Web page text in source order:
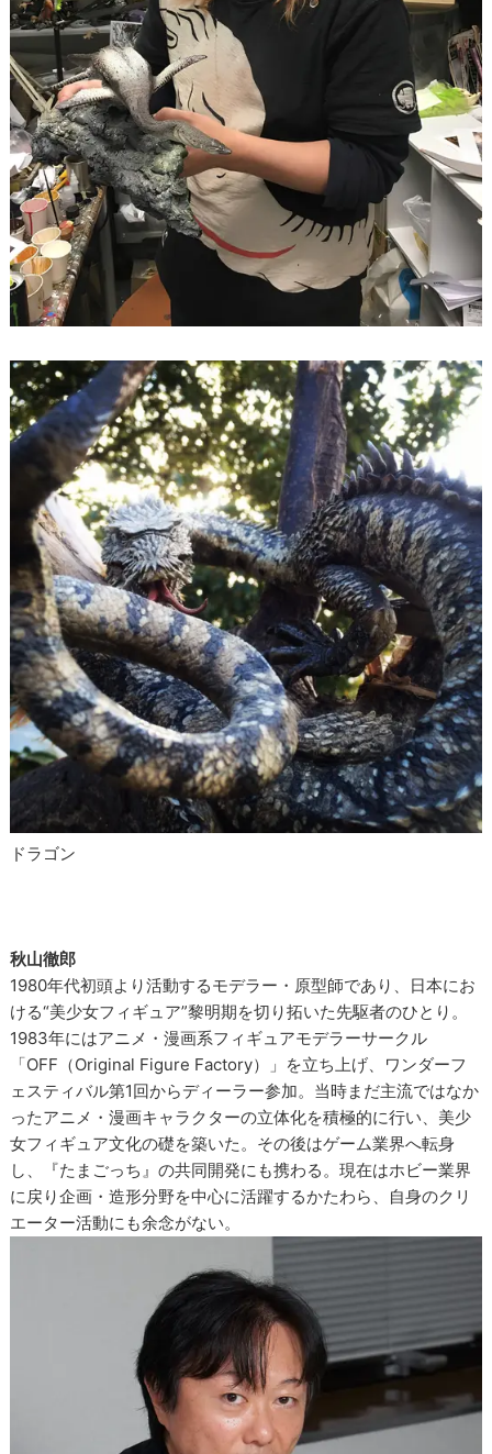
ドラゴン
秋山徹郎
1980年代初頭より活動するモデラー・原型師であり、日本にお
ける“美少女フィギュア”黎明期を切り拓いた先駆者のひとり。
1983年にはアニメ・漫画系フィギュアモデラーサークル
「OFF（Original Figure Factory）」を立ち上げ、ワンダーフ
ェスティバル第1回からディーラー参加。当時まだ主流ではなか
ったアニメ・漫画キャラクターの立体化を積極的に行い、美少
女フィギュア文化の礎を築いた。その後はゲーム業界へ転身
し、『たまごっち』の共同開発にも携わる。現在はホビー業界
に戻り企画・造形分野を中心に活躍するかたわら、自身のクリ
エーター活動にも余念がない。